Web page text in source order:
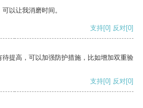
以让我消磨时间。
支持[0] 反对[0]
提高，可以加强防护措施，比如增加双重验
支持[0] 反对[0]